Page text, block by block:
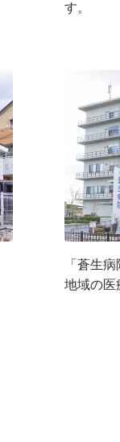
す。
「蒼生
地域の医